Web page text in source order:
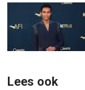
Lees ook